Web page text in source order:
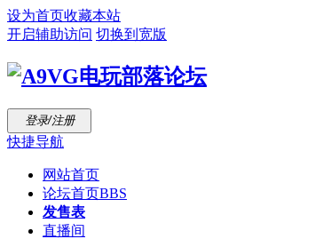
设为首页收藏本站
开启辅助访问 切换到宽版
登录/注册
快捷导航
网站首页
论坛首页BBS
发售表
直播间